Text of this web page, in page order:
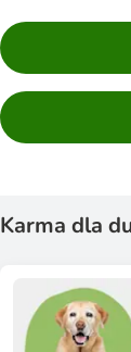
Karma dla